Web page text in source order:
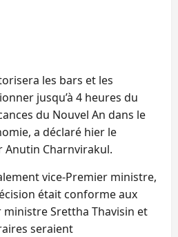
les bars et les
jusqu’à 4 heures du
du Nouvel An dans le
a déclaré hier le
Anutin Charnvirakul.
vice-Premier ministre,
était conforme aux
Srettha Thavisin et
seraient